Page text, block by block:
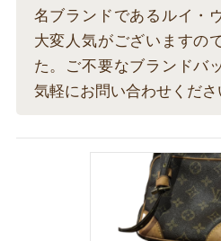
名ブランドであるルイ・
大変人気がございますの
た。ご不要なブランドバ
気軽にお問い合わせくださ